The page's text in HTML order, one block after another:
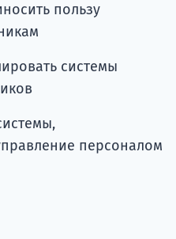
пользу
системы
персоналом